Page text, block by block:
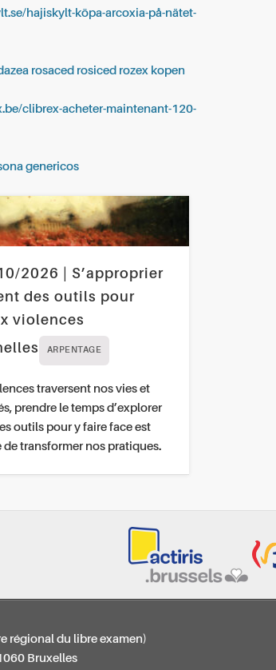
hajiskylt-köpa-arcoxia-på-nätet-
rosaced rosiced rozex kopen
clibrex-acheter-maintenant-120-
genericos
2026 | S’approprier
des outils pour
violences
ARPENTAGE
traversent nos vies et
prendre le temps d’explorer
outils pour y faire face est
de transformer nos pratiques.
régional du libre examen)
Bruxelles